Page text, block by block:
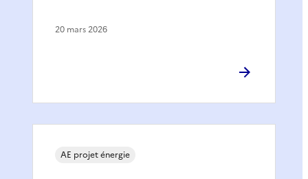
20 mars 2026
AE projet énergie